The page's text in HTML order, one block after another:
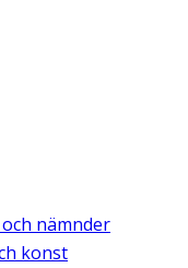
nämnder
konst